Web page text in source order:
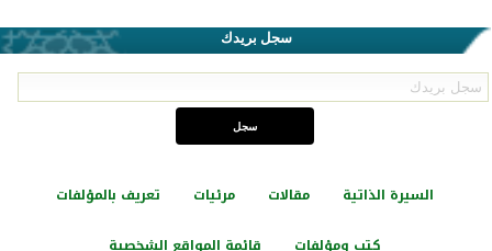
سجل بريدك
السيرة الذاتية مقالات مرئيات تعريف بالمؤلفات
كتب ومؤلفات قائمة المواقع الشخصية